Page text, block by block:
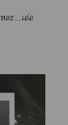
ะ.....เอ่อ